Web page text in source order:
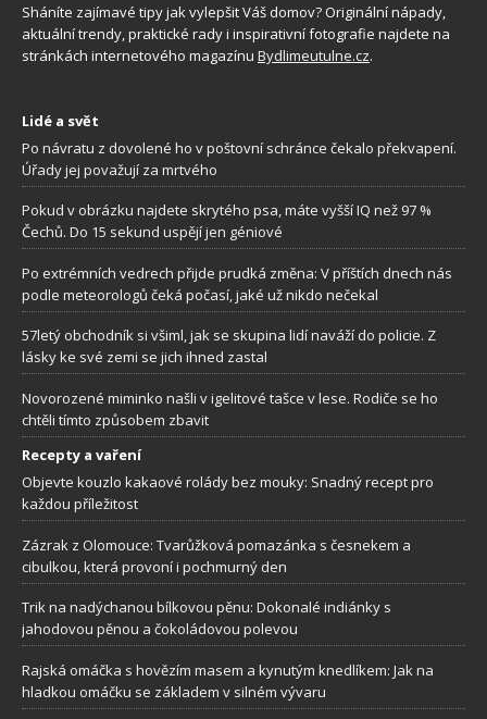
Sháníte zajímavé tipy jak vylepšit Váš domov? Originální nápady,
aktuální trendy, praktické rady i inspirativní fotografie najdete na
stránkách internetového magazínu Bydlimeutulne.cz.
Lidé a svět
Po návratu z dovolené ho v poštovní schránce čekalo překvapení.
Úřady jej považují za mrtvého
Pokud v obrázku najdete skrytého psa, máte vyšší IQ než 97 %
Čechů. Do 15 sekund uspějí jen géniové
Po extrémních vedrech přijde prudká změna: V příštích dnech nás
podle meteorologů čeká počasí, jaké už nikdo nečekal
57letý obchodník si všiml, jak se skupina lidí naváží do policie. Z
lásky ke své zemi se jich ihned zastal
Novorozené miminko našli v igelitové tašce v lese. Rodiče se ho
chtěli tímto způsobem zbavit
Recepty a vaření
Objevte kouzlo kakaové rolády bez mouky: Snadný recept pro
každou příležitost
Zázrak z Olomouce: Tvarůžková pomazánka s česnekem a
cibulkou, která provoní i pochmurný den
Trik na nadýchanou bílkovou pěnu: Dokonalé indiánky s
jahodovou pěnou a čokoládovou polevou
Rajská omáčka s hovězím masem a kynutým knedlíkem: Jak na
hladkou omáčku se základem v silném vývaru